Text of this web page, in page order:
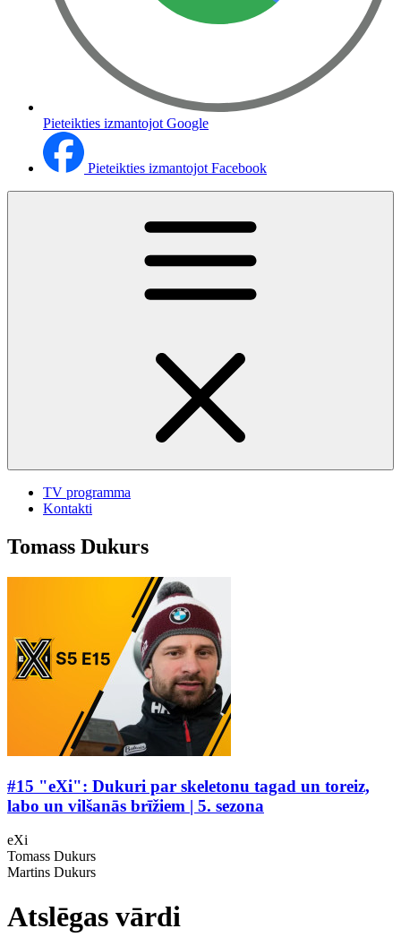
Pieteikties izmantojot Google
Pieteikties izmantojot Facebook
TV programma
Kontakti
Tomass Dukurs
#15 "eXi": Dukuri par skeletonu tagad un toreiz,
labo un vilšanās brīžiem | 5. sezona
eXi
Tomass Dukurs
Martins Dukurs
Atslēgas vārdi